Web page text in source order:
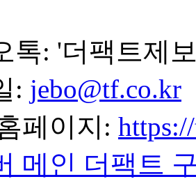
톡: '더팩트제
: jebo@tf.co.kr
페이지:
메인 더팩트